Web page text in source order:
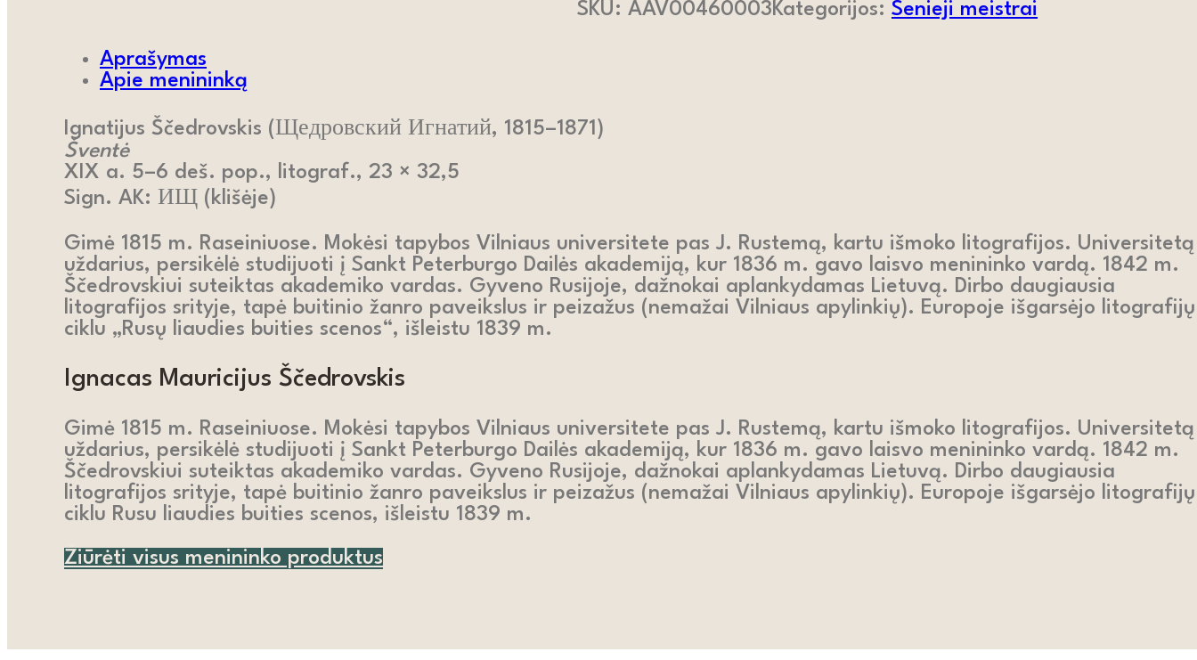
SKU: AAV00460003Kategorijos: Senieji meistrai
Aprašymas
Apie menininką
Ignatijus Ščedrovskis (Щедровский Игнатий, 1815–1871)
Šventė
XIX a. 5–6 deš. pop., litograf., 23 × 32,5
Sign. AK: ИЩ (klišėje)
Gimė 1815 m. Raseiniuose. Mokėsi tapybos Vilniaus universitete pas J. Rustemą, kartu išmoko litografijos. Universitetą
uždarius, persikėlė studijuoti į Sankt Peterburgo Dailės akademiją, kur 1836 m. gavo laisvo menininko vardą. 1842 m.
Ščedrovskiui suteiktas akademiko vardas. Gyveno Rusijoje, dažnokai aplankydamas Lietuvą. Dirbo daugiausia
litografijos srityje, tapė buitinio žanro paveikslus ir peizažus (nemažai Vilniaus apylinkių). Europoje išgarsėjo litografijų
ciklu „Rusų liaudies buities scenos“, išleistu 1839 m.
Ignacas Mauricijus Ščedrovskis
Gimė 1815 m. Raseiniuose. Mokėsi tapybos Vilniaus universitete pas J. Rustemą, kartu išmoko litografijos. Universitetą
uždarius, persikėlė studijuoti į Sankt Peterburgo Dailės akademiją, kur 1836 m. gavo laisvo menininko vardą. 1842 m.
Ščedrovskiui suteiktas akademiko vardas. Gyveno Rusijoje, dažnokai aplankydamas Lietuvą. Dirbo daugiausia
litografijos srityje, tapė buitinio žanro paveikslus ir peizažus (nemažai Vilniaus apylinkių). Europoje išgarsėjo litografijų
ciklu Rusu liaudies buities scenos, išleistu 1839 m.
Žiūrėti visus menininko produktus